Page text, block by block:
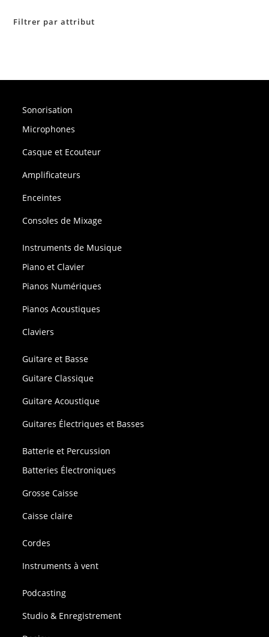
Filtrer par attribut
Sonorisation
Microphones
Casque et Ecouteur
Amplificateurs
Enceintes
Consoles de Mixage
Instruments de Musique
Piano et Clavier
Pianos Numériques
Pianos Acoustiques
Claviers
Guitare et Basse
Guitare Classique
Guitare Acoustique
Guitares Électriques et Basses
Batterie et Percussion
Batteries Électroniques
Grosse Caisse
Caisse claire
Cordes
Instruments à vent
Podcasting
Studio & Enregistrement